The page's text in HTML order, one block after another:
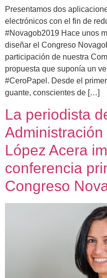
Presentamos dos
electrónicos con el fin de
#Novagob2019 Hace unos
diseñar el Congreso
participación de nuestra
propuesta que suponía un
#CeroPapel. Desde el
guante, conscientes de […]
La periodista
López Acera
conferencia
Congreso